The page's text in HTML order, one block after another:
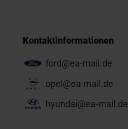
Kontaktinformationen
ford@ea-mail.de
opel@ea-mail.de
hyundai@ea-mail.de